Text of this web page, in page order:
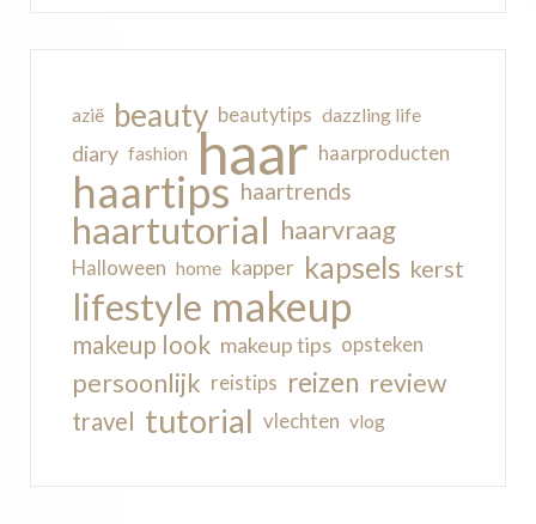
azië beauty beautytips dazzling life
diary fashion haar haarproducten
haartips haartrends
haartutorial haarvraag
Halloween home kapper kapsels kerst
lifestyle makeup
makeup look makeup tips opsteken
persoonlijk reistips reizen review
travel tutorial vlechten vlog